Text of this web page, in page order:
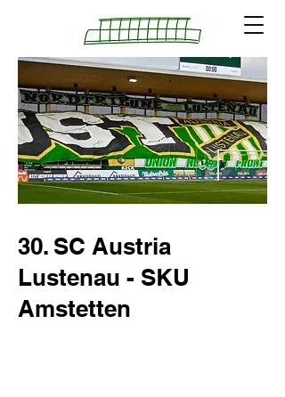
30. SC Austria
Lustenau - SKU
Amstetten